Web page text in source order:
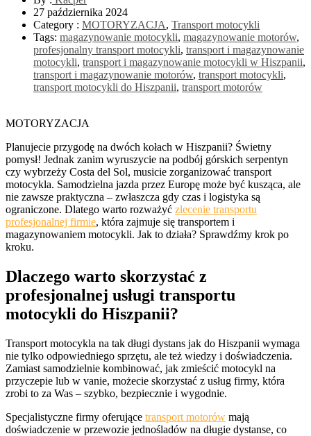
27 października 2024
Category : MOTORYZACJA, Transport motocykli
Tags: magazynowanie motocykli, magazynowanie motorów,
profesjonalny transport motocykli, transport i magazynowanie
motocykli, transport i magazynowanie motocykli w Hiszpanii,
transport i magazynowanie motorów, transport motocykli,
transport motocykli do Hiszpanii, transport motorów
MOTORYZACJA
Planujecie przygodę na dwóch kołach w Hiszpanii? Świetny
pomysł! Jednak zanim wyruszycie na podbój górskich serpentyn
czy wybrzeży Costa del Sol, musicie zorganizować transport
motocykla. Samodzielna jazda przez Europę może być kusząca, ale
nie zawsze praktyczna – zwłaszcza gdy czas i logistyka są
ograniczone. Dlatego warto rozważyć zlecenie transportu
profesjonalnej firmie, która zajmuje się transportem i
magazynowaniem motocykli. Jak to działa? Sprawdźmy krok po
kroku.
Dlaczego warto skorzystać z
profesjonalnej usługi transportu
motocykli do Hiszpanii?
Transport motocykla na tak długi dystans jak do Hiszpanii wymaga
nie tylko odpowiedniego sprzętu, ale też wiedzy i doświadczenia.
Zamiast samodzielnie kombinować, jak zmieścić motocykl na
przyczepie lub w vanie, możecie skorzystać z usług firmy, która
zrobi to za Was – szybko, bezpiecznie i wygodnie.
Specjalistyczne firmy oferujące transport motorów mają
doświadczenie w przewozie jednośladów na długie dystanse, co